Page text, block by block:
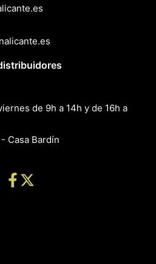
de 9h a 14h y de 16h a
Casa Bardín